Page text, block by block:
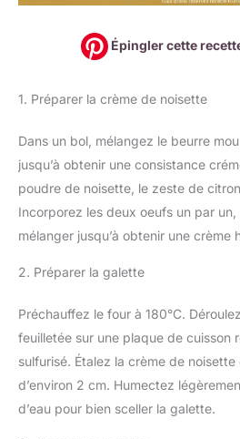
Épingler cette
1. Préparer la crème de noisette
Dans un bol, mélangez le beurre
jusqu’à obtenir une consistance
poudre de noisette, le zeste de
Incorporez les deux oeufs un par
mélanger jusqu’à obtenir une crème
2. Préparer la galette
Préchauffez le four à 180°C.
feuilletée sur une plaque de cuisson
sulfurisé. Étalez la crème de
d’environ 2 cm. Humectez
d’eau pour bien sceller la galette.